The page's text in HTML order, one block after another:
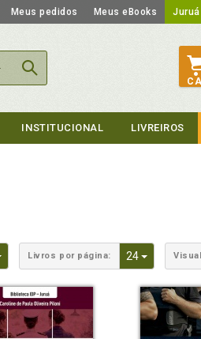
Meus pedidos Meus eBooks Juruá
INSTITUCIONAL LIVREIROS
Toggle Dropdown
Livros por página: 24 Toggle